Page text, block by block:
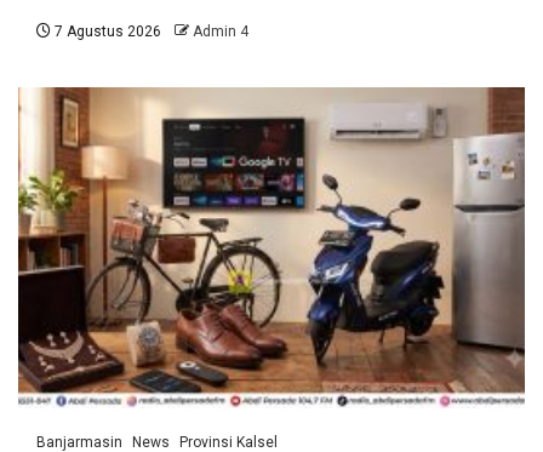
7 Agustus 2026 Admin 4
Banjarmasin News Provinsi Kalsel